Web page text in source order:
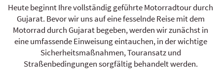
Heute beginnt Ihre vollständig geführte Motorradtour durch
Gujarat. Bevor wir uns auf eine fesselnde Reise mit dem
Motorrad durch Gujarat begeben, werden wir zunächst in
eine umfassende Einweisung eintauchen, in der wichtige
Sicherheitsmaßnahmen, Touransatz und
Straßenbedingungen sorgfältig behandelt werden.